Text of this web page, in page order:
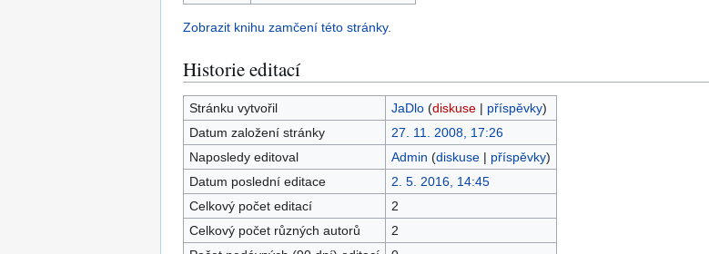
Zobrazit knihu zamčení této stránky.
Historie editací
Stránku vytvořil JaDlo (diskuse| příspěvky)
Datum založení stránky
27. 11. 2008, 17:26
Naposledy editoval
Admin (diskuse| příspěvky)
Datum poslední editace
2. 5. 2016, 14:45
Celkový počet editací
2
Celkový počet různých autorů
2